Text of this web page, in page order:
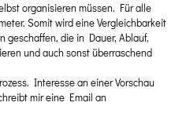
organisieren müssen. Für alle
Somit wird eine Vergleichbarkeit
geschaffen, die in Dauer, Ablauf,
und auch sonst überraschend
Interesse an einer Vorschau
mir eine Email an